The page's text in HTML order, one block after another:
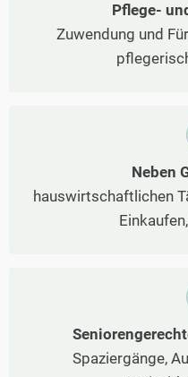
Pflege-
Zuwendung und
Neben
hauswirtschaftlichen
Spaziergänge,